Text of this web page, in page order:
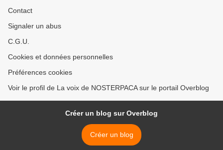
Contact
Signaler un abus
C.G.U.
Cookies et données personnelles
Préférences cookies
Voir le profil de La voix de NOSTERPACA sur le portail Overblog
Créer un blog sur Overblog
Créer un blog